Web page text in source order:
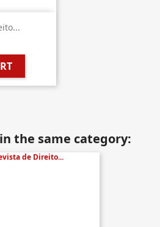
the same category: